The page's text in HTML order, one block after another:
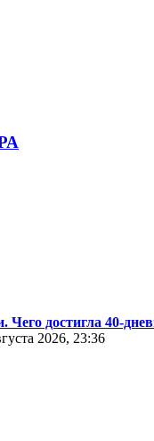
Чего достигла 40-
2026, 23:36